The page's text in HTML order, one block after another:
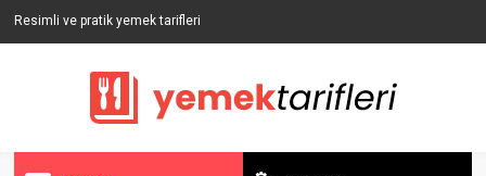
Resimli ve pratik yemek tarifleri